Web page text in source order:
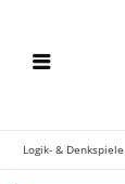
Logik- & Denkspiele